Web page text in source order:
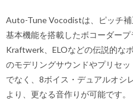
Auto-Tune Vocodistは、ピッチ
基本機能を搭載したボコーダープ
Kraftwerk、ELOなどの伝説的な
のモデリングサウンドやプリセ
でなく、8ボイス・デュアルオシ
より、更なる音作りが可能です。